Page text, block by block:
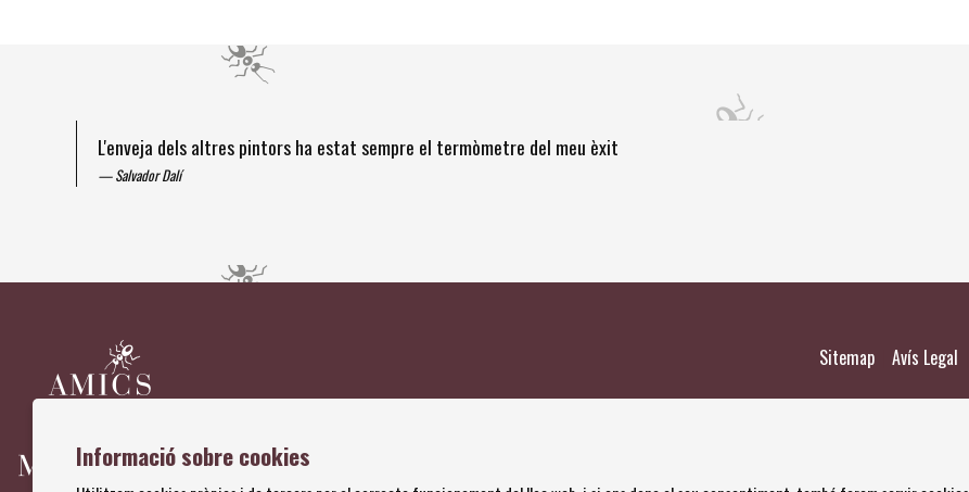
L'enveja dels altres pintors ha estat sempre el termòmetre del meu èxit
Salvador Dalí
Sitemap Avís Legal
Informació sobre cookies